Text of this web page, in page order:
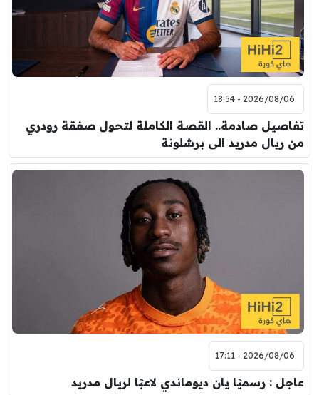
2026/08/06 - 18:54
تفاصيل صادمة.. القصة الكاملة لتحول صفقة رودري
من ريال مدريد الى برشلونة
2026/08/06 - 17:11
عاجل : رسميًا يان ديوماندي لاعبًا لريال مدريد